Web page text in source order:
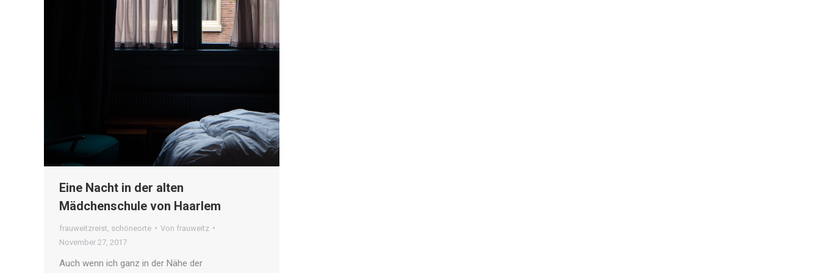
Eine Nacht in der alten
Mädchenschule von Haarlem
frauweitzreist schöneorte Von frauweitz
November 27, 2017
Auch wenn ich ganz in der Nähe der